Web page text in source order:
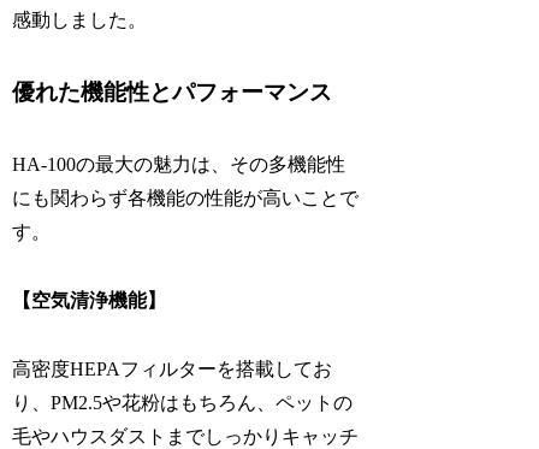
感動しました。
優れた機能性とパフォーマンス
HA-100の最大の魅力は、その多機能性
にも関わらず各機能の性能が高いことで
す。
【空気清浄機能】
高密度HEPAフィルターを搭載してお
り、PM2.5や花粉はもちろん、ペットの
毛やハウスダストまでしっかりキャッチ